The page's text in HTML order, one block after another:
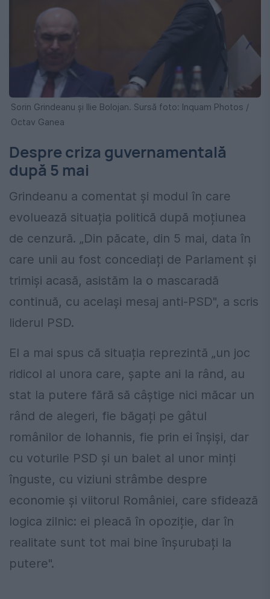
Sorin Grindeanu și Ilie Bolojan. Sursă foto: Inquam Photos /
Octav Ganea
Despre criza guvernamentală
după 5 mai
Grindeanu a comentat și modul în care
evoluează situația politică după moțiunea
de cenzură. „Din păcate, din 5 mai, data în
care unii au fost concediați de Parlament și
trimiși acasă, asistăm la o mascaradă
continuă, cu același mesaj anti-PSD", a scris
liderul PSD.
El a mai spus că situația reprezintă „un joc
ridicol al unora care, șapte ani la rând, au
stat la putere fără să câștige nici măcar un
rând de alegeri, fie băgați pe gâtul
românilor de Iohannis, fie prin ei înșiși, dar
cu voturile PSD și un balet al unor minți
înguste, cu viziuni strâmbe despre
economie și viitorul României, care sfidează
logica zilnic: ei pleacă în opoziție, dar în
realitate sunt tot mai bine înșurubați la
putere".